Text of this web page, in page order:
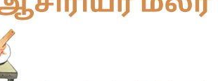
ஊக்க ஊதியம் பிடித்தம் செய்ய
அமைச்சர் நாளை
தெரிந்து கொள்ள வேண்டிய சிறந்த